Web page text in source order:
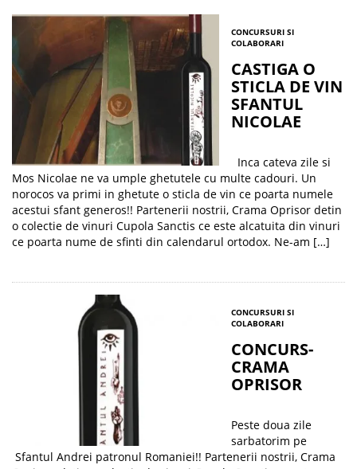
CONCURSURI SI
COLABORARI
CASTIGA O
STICLA DE VIN
SFANTUL
NICOLAE
Inca cateva zile si
Mos Nicolae ne va umple ghetutele cu multe cadouri. Un
norocos va primi in ghetute o sticla de vin ce poarta numele
acestui sfant generos!! Partenerii nostrii, Crama Oprisor detin
o colectie de vinuri Cupola Sanctis ce este alcatuita din vinuri
ce poarta nume de sfinti din calendarul ortodox. Ne-am […]
CONCURSURI SI
COLABORARI
CONCURS-
CRAMA
OPRISOR
Peste doua zile
sarbatorim pe
Sfantul Andrei patronul Romaniei!! Partenerii nostrii, Crama